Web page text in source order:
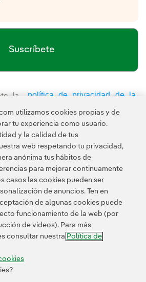
Suscríbete
la
política de privacidad de la
externo, se abre en ventana nueva.
por reCAPTCHA y se aplican la
y los
Política de Privacidad Información legal
el uso de la IA Política de cookies
Accesibilidad Canal de denuncias
Iberdrola, S.A. Reservados todos los derechos.
utilizamos cookies propias y de
tu experiencia como usuario.
y la calidad de tus
web respetando tu privacidad,
anónima tus hábitos de
para mejorar continuamente
casos las cookies pueden ser
de anuncios. Ten en
de algunas cookies puede
funcionamiento de la web (por
de videos). Para más
consultar nuestra Política de